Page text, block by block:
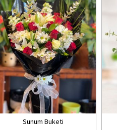
Sunum Buketi